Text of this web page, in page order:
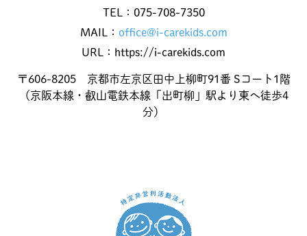
TEL： 075-708-7350
MAIL： office@i-carekids.com
URL：https://i-carekids.com
〒606-8205 京都市左京区田中上柳町91番 Sコート1階
（京阪本線・叡山電鉄本線「出町柳」駅より東へ徒歩4
分）